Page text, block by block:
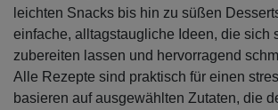
leichten Snacks bis hin zu süßen
einfache, alltagstaugliche Ideen, die sich
zubereiten lassen und hervorragend
Alle Rezepte sind praktisch für einen
basieren auf ausgewählten Zutaten, die